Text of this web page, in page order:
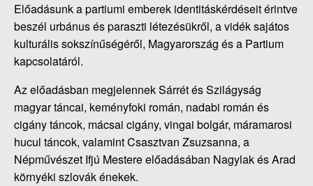
Előadásunk a partiumi emberek identitáskérdéseit érintve
beszél urbánus és paraszti létezésükről, a vidék sajátos
kulturális sokszínűségéről, Magyarország és a Partium
kapcsolatáról.
Az előadásban megjelennek Sárrét és Szilágyság
magyar táncai, keményfoki román, nadabi román és
cigány táncok, mácsai cigány, vingai bolgár, máramarosi
hucul táncok, valamint Csasztvan Zsuzsanna, a
Népművészet Ifjú Mestere előadásában Nagylak és Arad
környéki szlovák énekek.